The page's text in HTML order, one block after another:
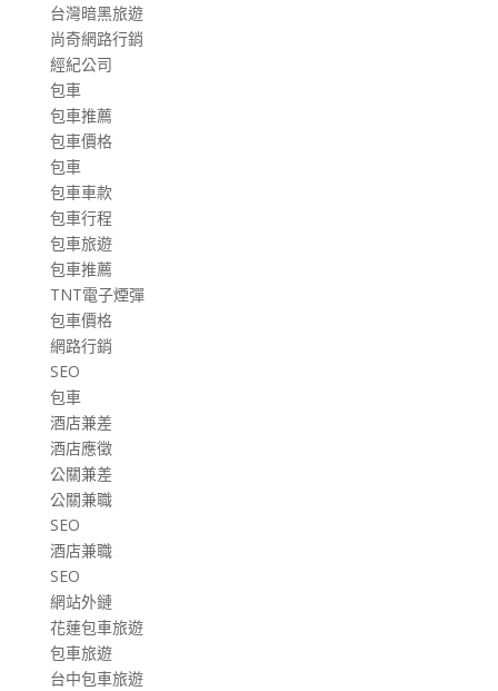
台灣暗黑旅遊
尚奇網路行銷
經紀公司
包車
包車推薦
包車價格
包車
包車車款
包車行程
包車旅遊
包車推薦
TNT電子煙彈
包車價格
網路行銷
SEO
包車
酒店兼差
酒店應徵
公關兼差
公關兼職
SEO
酒店兼職
SEO
網站外鏈
花蓮包車旅遊
包車旅遊
台中包車旅遊